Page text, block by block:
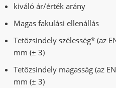
kiváló ár/érték arány
Magas fakulási ellenállás
Tetőzsindely szélesség* (az
mm (± 3)
Tetőzsindely magasság (az
mm (± 3)